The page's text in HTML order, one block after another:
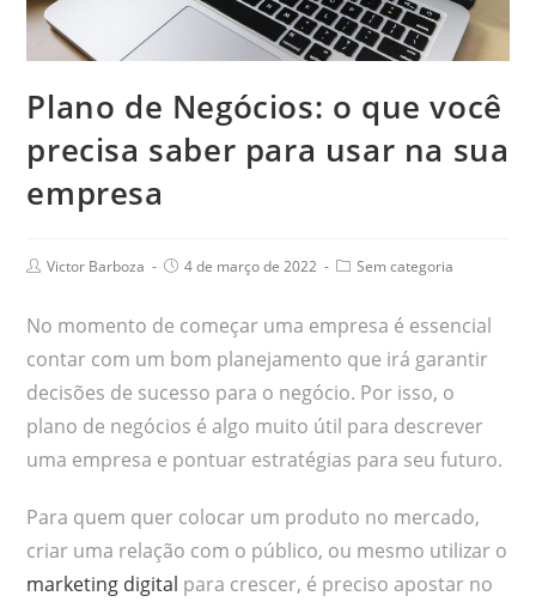
Plano de Negócios: o que você
precisa saber para usar na sua
empresa
Victor Barboza 4 de março de 2022 Sem categoria
No momento de começar uma empresa é essencial
contar com um bom planejamento que irá garantir
decisões de sucesso para o negócio. Por isso, o
plano de negócios é algo muito útil para descrever
uma empresa e pontuar estratégias para seu futuro.
Para quem quer colocar um produto no mercado,
criar uma relação com o público, ou mesmo utilizar o
marketing digital para crescer, é preciso apostar no